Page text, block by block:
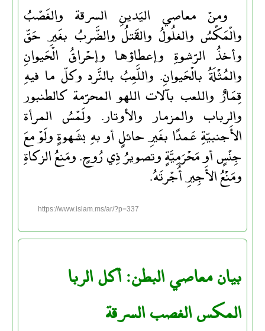
ومنْ معاصي اليَدينِ السرقة والغَصْبُ
والْمَكْسُ والغلُولُ والقَتلُ والضَّربُ بغَيرِ حَقّ
وأخذُ الرّشوةِ وإعطاؤها وإحْراقُ الْحَيوانِ
والمُثْلَةُ بالْحَيوانِ. واللَّعِبُ بالنَّرد وكلّ ما فيهِ
قِمَارٌ واللعب بآلات اللهو المحرّمة كالطنبور
والرباب والمزمار والأوتار. ولَمْسُ المرأة
الأَجنبيّةِ عَمدًا بغَيرِ حائلٍ أو بهِ بشَهوةٍ ولَوْ معَ
جِنْسٍ أو مَحْرَمِيَّةٍ وتصويرُ ذِي رُوحٍ. ومَنعُ الزكاةِ
ومَنْعُ الأَجِيرِ أُجْرتَهُ.
https://www.islam.ms/ar/?p=337
بيان معاصي البطن: أكل الربا
المكس الغصب السرقة